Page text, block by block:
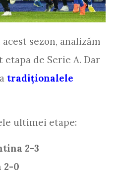
sezon, analizăm
de Serie A. Dar
tradiționalele
ultimei etape:
2-3
2-0